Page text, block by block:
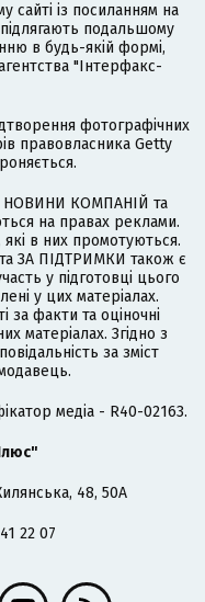
сайті із посиланням на
подальшому
в будь-якій формі,
"Інтерфакс-
фотографічних
правовласника Getty
НОВИНИ КОМПАНІЙ та
на правах реклами.
в них промотуються.
ЗА ПІДТРИМКИ також є
у підготовці цього
у цих матеріалах.
за факти та оціночні
матеріалах. Згідно з
за зміст
медіа - R40-02163.
48, 50А
22 07